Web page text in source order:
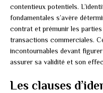
contentieux potentiels.
fondamentales s’avère
contrat et prémunir les
transactions commerciales.
incontournables devant
assurer sa validité et son
Les clauses